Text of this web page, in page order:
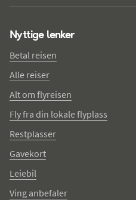
Nyttige lenker
Betal reisen
Alle reiser
Alt om flyreisen
Fly fra din lokale flyplass
Restplasser
Gavekort
Leiebil
Ving anbefaler